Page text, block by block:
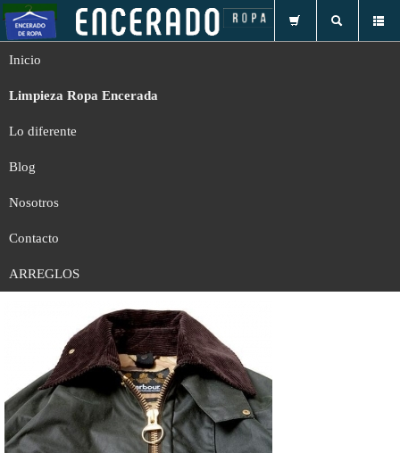
Inicio
Limpieza Ropa Encerada
Lo diferente
Blog
Nosotros
Contacto
ARREGLOS
Limpieza, Encerado y/o Engrasado de chaquetas tipo
Barbour y similares